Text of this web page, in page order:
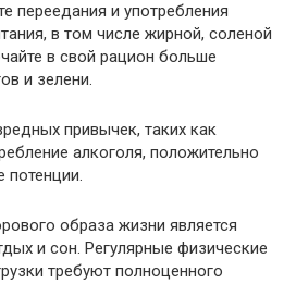
переедания и употребления
в том числе жирной, соленой
в свой рацион больше
и зелени.
привычек, таких как
алкоголя, положительно
потенции.
образа жизни является
и сон. Регулярные физические
требуют полноценного